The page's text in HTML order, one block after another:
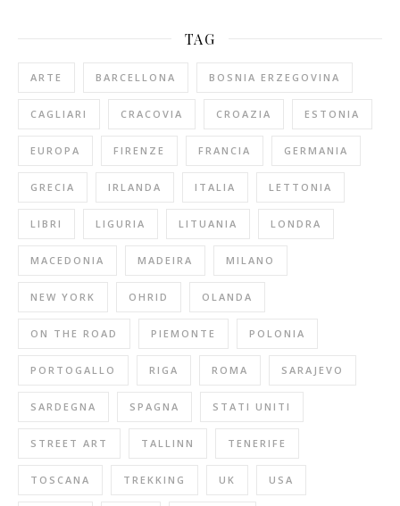
TAG
ARTE BARCELLONA BOSNIA ERZEGOVINA
CAGLIARI CRACOVIA CROAZIA ESTONIA
EUROPA FIRENZE FRANCIA GERMANIA
GRECIA IRLANDA ITALIA LETTONIA
LIBRI LIGURIA LITUANIA LONDRA
MACEDONIA MADEIRA MILANO
NEW YORK OHRID OLANDA
ON THE ROAD PIEMONTE POLONIA
PORTOGALLO RIGA ROMA SARAJEVO
SARDEGNA SPAGNA STATI UNITI
STREET ART TALLINN TENERIFE
TOSCANA TREKKING UK USA